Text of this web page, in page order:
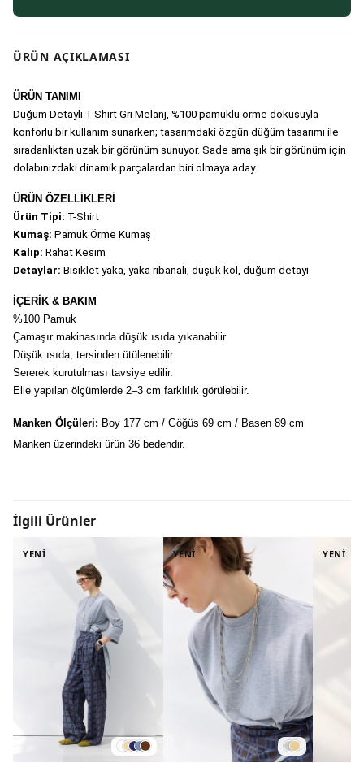
ÜRÜN AÇIKLAMASI
ÜRÜN TANIMI
Düğüm Detaylı T-Shirt Gri Melanj, %100 pamuklu örme dokusuyla
konforlu bir kullanım sunarken; tasarımdaki özgün düğüm tasarımı ile
sıradanlıktan uzak bir görünüm sunuyor. Sade ama şık bir görünüm için
dolabınızdaki dinamik parçalardan biri olmaya aday.
ÜRÜN ÖZELLİKLERİ
Ürün Tipi: T-Shirt
Kumaş: Pamuk Örme Kumaş
Kalıp: Rahat Kesim
Detaylar: Bisiklet yaka, yaka ribanalı, düşük kol, düğüm detayı
İÇERİK & BAKIM
%100 Pamuk
Çamaşır makinasında düşük ısıda yıkanabilir.
Düşük ısıda, tersinden ütülenebilir.
Sererek kurutulması tavsiye edilir.
Elle yapılan ölçümlerde 2–3 cm farklılık görülebilir.
Manken Ölçüleri: Boy 177 cm / Göğüs 69 cm / Basen 89 cm
Manken üzerindeki ürün 36 bedendir.
İlgili Ürünler
YENİ YENİ YENİ